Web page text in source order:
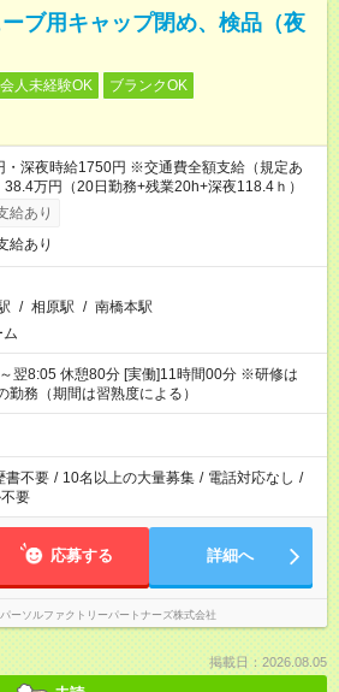
ブ用キャップ閉め、検品（夜
人未経験OK
ブランクOK
・深夜時給1750円 ※交通費全額支給（規定あ
38.4万円（20日勤務+残業20h+深夜118.4ｈ）
給あり
給あり
/ 相原駅 / 南橋本駅
ム
～翌8:05 休憩80分 [実働]11時間00分 ※研修は
勤務（期間は習熟度による）
書不要 / 10名以上の大量募集 / 電話対応なし /
要
応募する 詳細へ
パーソルファクトリーパートナーズ株式会社
掲載日：2026.08.05